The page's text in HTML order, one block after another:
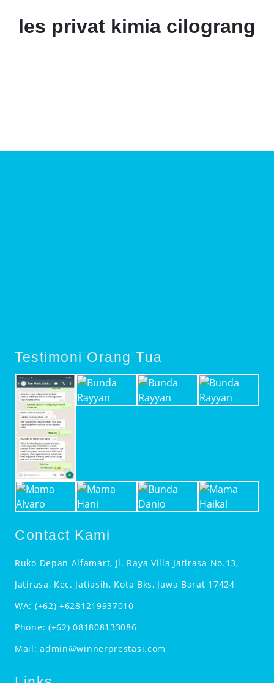
les privat kimia cilograng
Testimoni Orang Tua
Contact Kami
Ruko Depan Alfamart, Jl. Raya Villa Jatirasa No.13,
Jatirasa, Kec. Jatiasih, Kota Bks, Jawa Barat 17424
WA: (+62) +6281219937010
Phone: (+62) 081808133086
Mail:admin@winnerprestasi.com